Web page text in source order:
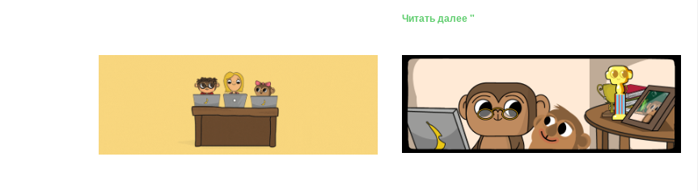
Читать далее "